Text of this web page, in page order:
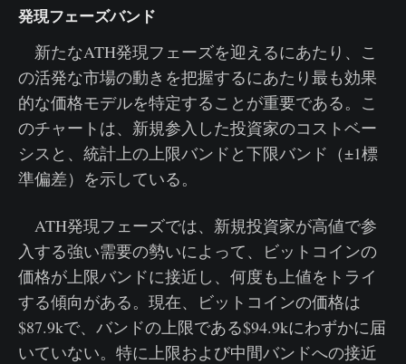
発現フェーズバンド
新たなATH発現フェーズを迎えるにあたり、こ
の活発な市場の動きを把握するにあたり最も効果
的な価格モデルを特定することが重要である。こ
のチャートは、新規参入した投資家のコストベー
シスと、統計上の上限バンドと下限バンド（±1標
準偏差）を示している。
ATH発現フェーズでは、新規投資家が高値で参
入する強い需要の勢いによって、ビットコインの
価格が上限バンドに接近し、何度も上値をトライ
する傾向がある。現在、ビットコインの価格は
$87.9kで、バンドの上限である$94.9kにわずかに届
いていない。特に上限および中間バンドへの接近